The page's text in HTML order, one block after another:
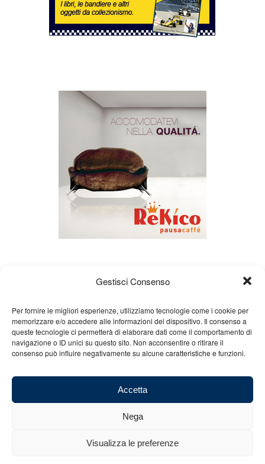
Gestisci Consenso
Per fornire le migliori esperienze, utilizziamo tecnologie come i cookie per
memorizzare e/o accedere alle informazioni del dispositivo. Il consenso a
queste tecnologie ci permetterà di elaborare dati come il comportamento di
navigazione o ID unici su questo sito. Non acconsentire o ritirare il
consenso può influire negativamente su alcune caratteristiche e funzioni.
Accetta
Nega
Visualizza le preferenze
Chi siamo Gian Carlo Minardi
Gear
Merchandising
Partners Contatti
03101011207 - REA: BO 491926 (sede legale) - REA: RA 199431 (sede